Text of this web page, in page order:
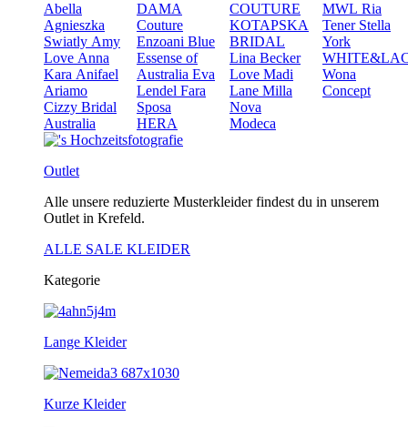
Abella
Agnieszka
Swiatly Amy
Love Anna
Kara Anifael
Ariamo
Cizzy Bridal
Australia
DAMA
Couture
Enzoani Blue
Essense of
Australia Eva
Lendel Fara
Sposa
HERA
COUTURE
KOTAPSKA
BRIDAL
Lina Becker
Love Madi
Lane Milla
Nova
Modeca
MWL Ria
Tener Stella
York
Wona
Concept
Outlet
Alle unsere reduzierte Musterkleider findest du in unserem
Outlet in Krefeld.
ALLE SALE KLEIDER
Kategorie
Lange Kleider
Kurze Kleider